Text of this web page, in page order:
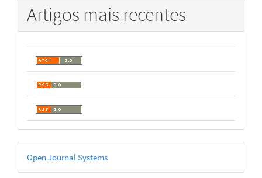
Artigos mais recentes
Desenvolvido
por
Open Journal Systems